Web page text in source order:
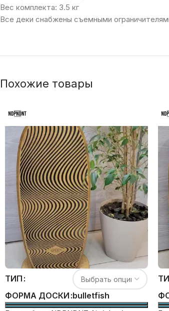
Вес комплекта: 3.5 кг
Все деки снабжены съемными
Похожие товары
ТИП
ФОРМА ДОСКИ bulletfish